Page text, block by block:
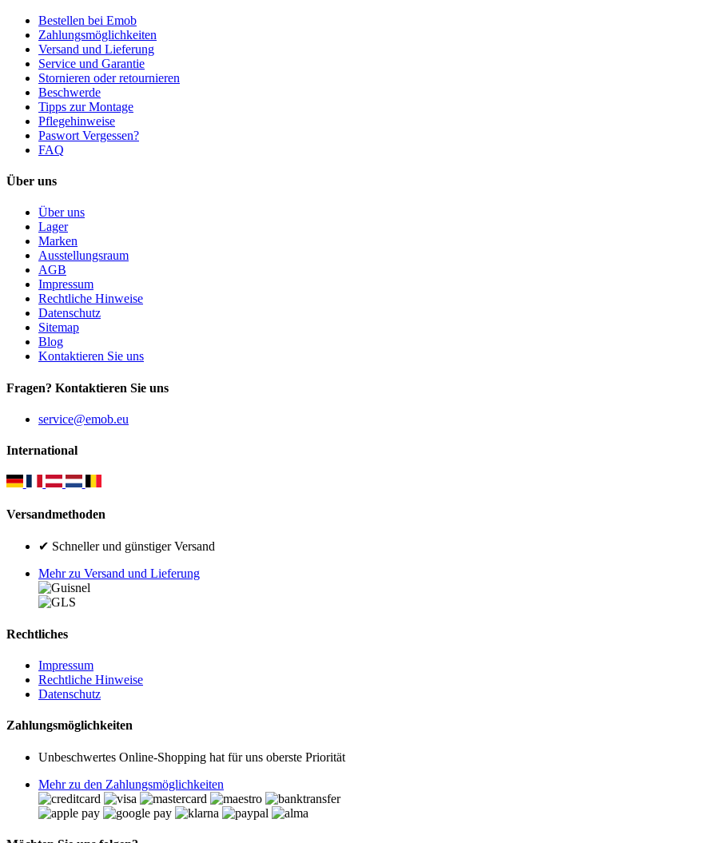
Bestellen bei Emob
Zahlungsmöglichkeiten
Versand und Lieferung
Service und Garantie
Stornieren oder retournieren
Beschwerde
Tipps zur Montage
Pflegehinweise
Paswort Vergessen?
FAQ
Über uns
Über uns
Lager
Marken
Ausstellungsraum
AGB
Impressum
Rechtliche Hinweise
Datenschutz
Sitemap
Blog
Kontaktieren Sie uns
Fragen? Kontaktieren Sie uns
service@emob.eu
International
Versandmethoden
✔ Schneller und günstiger Versand
Mehr zu Versand und Lieferung
Rechtliches
Impressum
Rechtliche Hinweise
Datenschutz
Zahlungsmöglichkeiten
Unbeschwertes Online-Shopping hat für uns oberste Priorität
Mehr zu den Zahlungsmöglichkeiten